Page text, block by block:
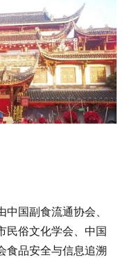
国副食流通协会、
民俗文化学会、中国
食品安全与信息追溯